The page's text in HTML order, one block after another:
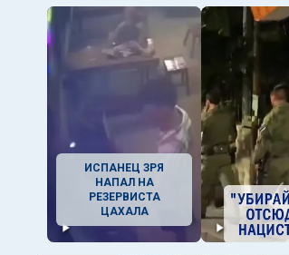
ИСПАНЕЦ ЗРЯ
НАПАЛ НА
РЕЗЕРВИСТА
ЦАХАЛА